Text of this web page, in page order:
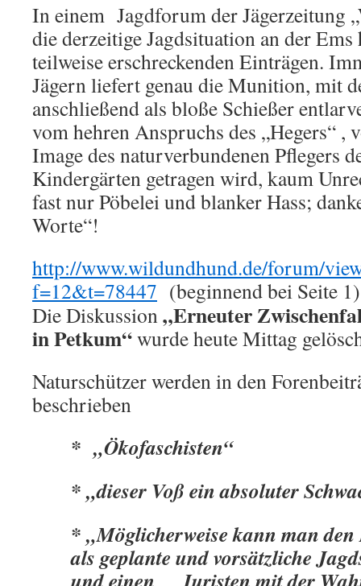
In einem Jagdforum der Jägerzeitung
die derzeitige Jagdsituation an der
teilweise erschreckenden Einträgen.
Jägern liefert genau die Munition, mit
anschließend als bloße Schießer
vom hehren Anspruchs des „Hegers“ ,
Image des naturverbundenen Pflegers
Kindergärten getragen wird, kaum
fast nur Pöbelei und blanker Hass;
Worte“!
http://www.wildundhund.de/forum/
f=12&t=78447 (beginnend bei Seite
Die Diskussion„Erneuter
in Petkum“wurde heute Mittag
Naturschützer werden in den
beschrieben
* „Ökofaschisten“
* „dieser Voß ein absoluter
* „Möglicherweise kann man
als geplante und vorsätzliche